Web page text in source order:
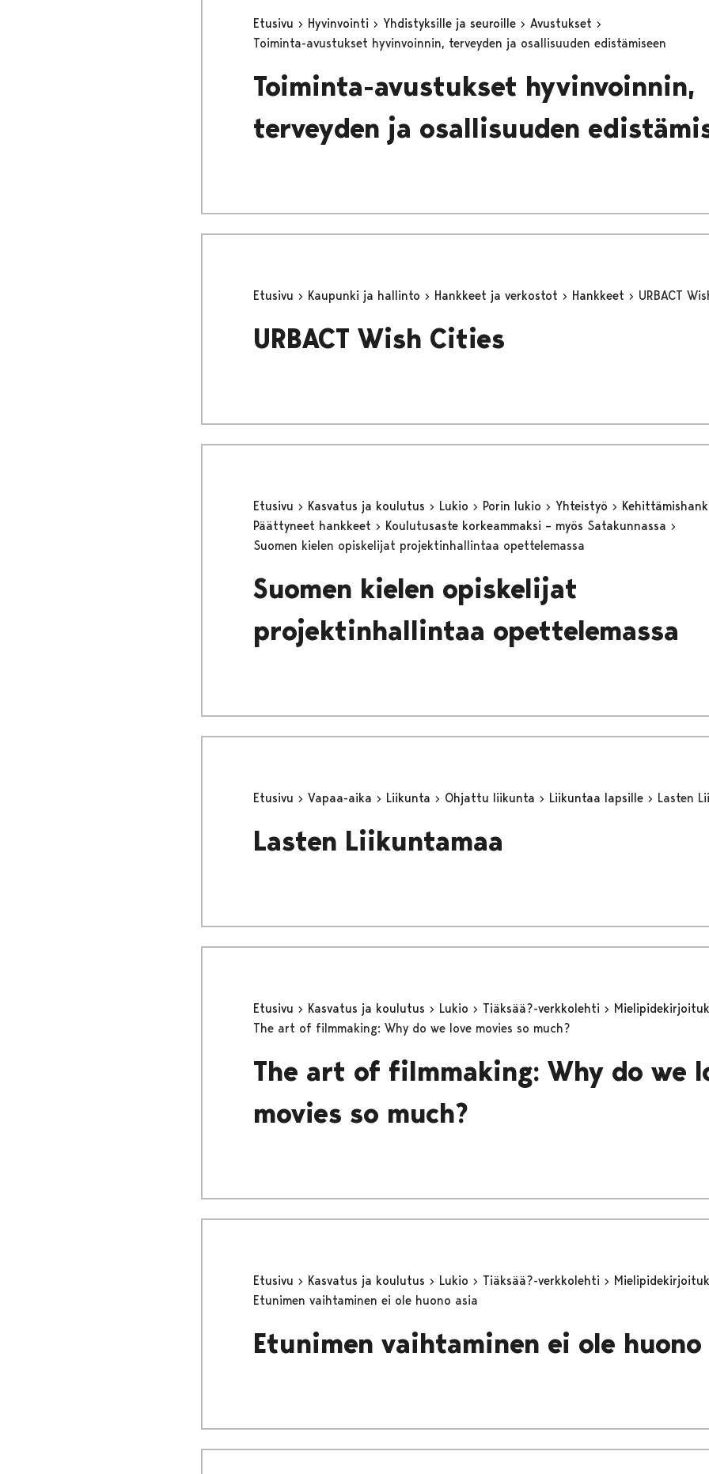
Etusivu Hyvinvointi Yhdistyksille ja seuroille
Avustukset
Toiminta-avustukset hyvinvoinnin, terveyden ja osallisuuden edistämiseen
Toiminta-avustukset hyvinvoinnin,
terveyden ja osallisuuden
Etusivu Kaupunki ja hallinto Hankkeet ja verkostot Hankkeet URBACT
URBACT Wish Cities
Etusivu Kasvatus ja koulutus Lukio Porin lukio Yhteistyö
Päättyneet hankkeet
Koulutusaste korkeammaksi – myös Satakunnassa
Suomen kielen opiskelijat projektinhallintaa opettelemassa
Suomen kielen opiskelijat
projektinhallintaa opettelemassa
Etusivu Vapaa-aika Liikunta Ohjattu liikunta Liikuntaa lapsille Lasten
Lasten Liikuntamaa
Etusivu Kasvatus ja koulutus Lukio Tiäksää?-verkkolehti
The art of filmmaking: Why do we love movies so much?
The art of filmmaking: Why do we
movies so much?
Etusivu Kasvatus ja koulutus Lukio Tiäksää?-verkkolehti
Etunimen vaihtaminen ei ole huono asia
Etunimen vaihtaminen ei ole huono